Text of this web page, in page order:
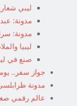
ليبي
مدونة:
مدونة:
ليبيا
صنع في
جواز سفر..
مدونة
عالم رقمي